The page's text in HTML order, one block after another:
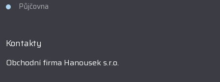
Půjčovna
Kontakty
Obchodní firma Hanousek s.r.o.